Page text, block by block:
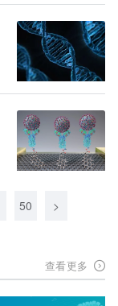
50 >
查看更多